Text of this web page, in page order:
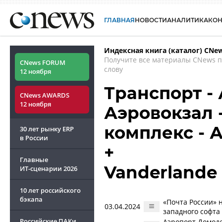
ГЛАВНАЯНОВОСТИАНАЛИТИКА
CNews FORUM
12 ноября
CNews AWARDS
12 ноября
30 лет рынку ERP
в России
Главные
ИТ-сценарии 2026
10 лет российского
бэкапа
Индексная книга (каталог)
Получите все материалы CNews
слову
Транспорт -
Аэровокзал
комплекс -
+
03.04.2024
«Почта России»
западного